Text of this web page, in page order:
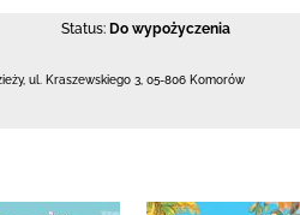
Status: Do wypożyczenia
ul. Kraszewskiego 3 05-806 Komorów